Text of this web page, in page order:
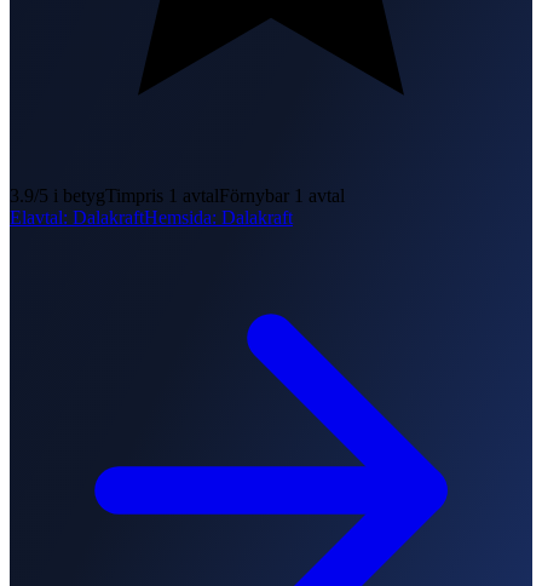
3.9/5 i betygTimpris 1 avtalFörnybar 1 avtal
Elavtal: DalakraftHemsida: Dalakraft